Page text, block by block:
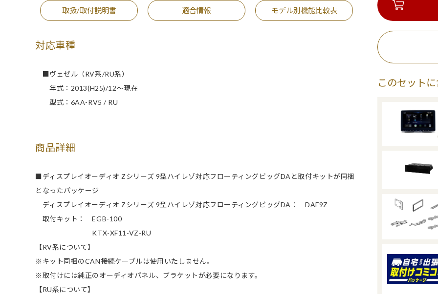
取扱/取付説明書 適合情報 モデル別機能比較表
対応車種
■ヴェゼル（RV系/RU系）
年式：2013(H25)/12～現在
型式：6AA-RV5 / RU
商品詳細
■ディスプレイオーディオ Zシリーズ 9型ハイレゾ対応フローティングビッグDAと取付キットが同梱
となったパッケージ
ディスプレイオーディオ Zシリーズ 9型ハイレゾ対応フローティングビッグDA： DAF9Z
取付キット： EGB-100
KTX-XF11-VZ-RU
【RV系について】
※キット同梱のCAN接続ケーブルは使用いたしません。
※取付けには純正のオーディオパネル、ブラケットが必要になります。
【RU系について】
このセット